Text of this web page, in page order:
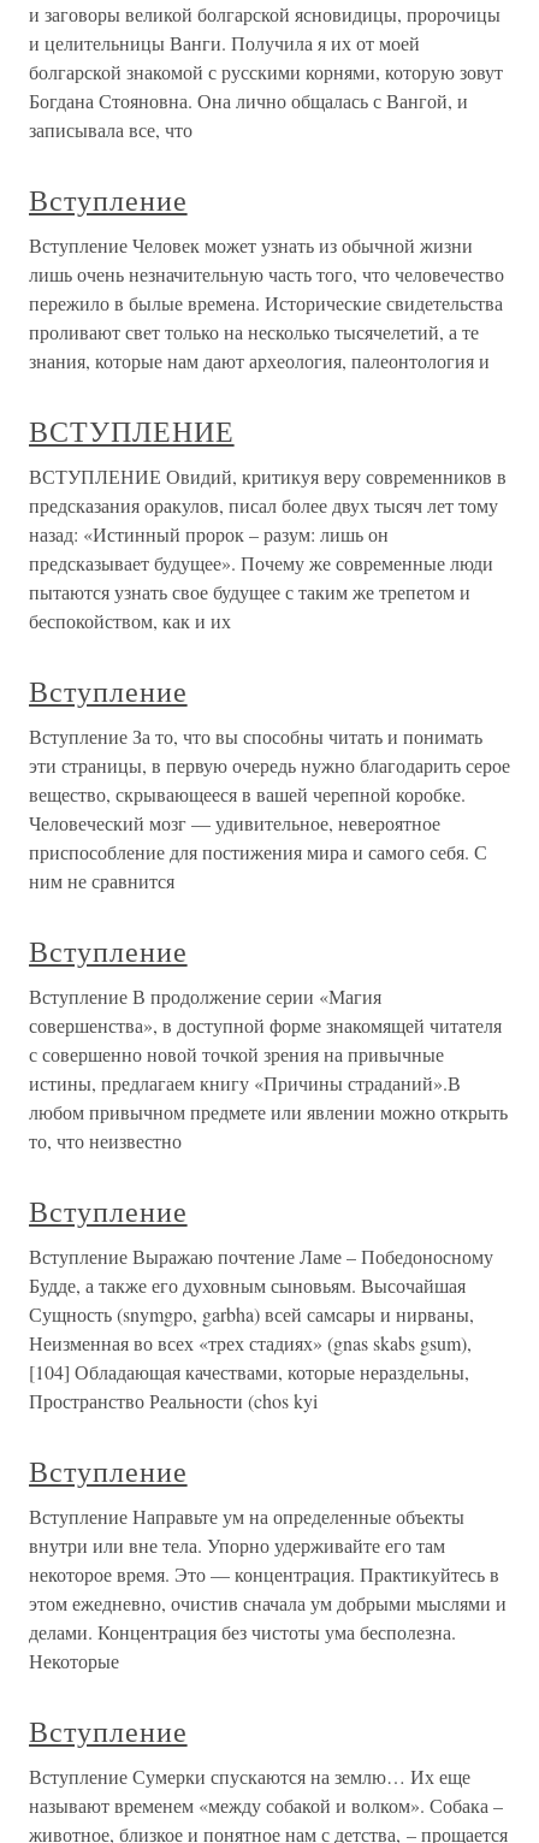
и заговоры великой болгарской ясновидицы, пророчицы
и целительницы Ванги. Получила я их от моей
болгарской знакомой с русскими корнями, которую зовут
Богдана Стояновна. Она лично общалась с Вангой, и
записывала все, что
Вступление
Вступление Человек может узнать из обычной жизни
лишь очень незначительную часть того, что человечество
пережило в былые времена. Исторические свидетельства
проливают свет только на несколько тысячелетий, а те
знания, которые нам дают археология, палеонтология и
ВСТУПЛЕНИЕ
ВСТУПЛЕНИЕ Овидий, критикуя веру современников в
предсказания оракулов, писал более двух тысяч лет тому
назад: «Истинный пророк – разум: лишь он
предсказывает будущее». Почему же современные люди
пытаются узнать свое будущее с таким же трепетом и
беспокойством, как и их
Вступление
Вступление За то, что вы способны читать и понимать
эти страницы, в первую очередь нужно благодарить серое
вещество, скрывающееся в вашей черепной коробке.
Человеческий мозг — удивительное, невероятное
приспособление для постижения мира и самого себя. С
ним не сравнится
Вступление
Вступление В продолжение серии «Магия
совершенства», в доступной форме знакомящей читателя
с совершенно новой точкой зрения на привычные
истины, предлагаем книгу «Причины страданий».В
любом привычном предмете или явлении можно открыть
то, что неизвестно
Вступление
Вступление Выражаю почтение Ламе – Победоносному
Будде, а также его духовным сыновьям. Высочайшая
Сущность (snymgpo, garbha) всей самсары и нирваны,
Неизменная во всех «трех стадиях» (gnas skabs gsum),
[104] Обладающая качествами, которые нераздельны,
Пространство Реальности (chos kyi
Вступление
Вступление Направьте ум на определенные объекты
внутри или вне тела. Упорно удерживайте его там
некоторое время. Это — концентрация. Практикуйтесь в
этом ежедневно, очистив сначала ум добрыми мыслями и
делами. Концентрация без чистоты ума бесполезна.
Некоторые
Вступление
Вступление Сумерки спускаются на землю… Их еще
называют временем «между собакой и волком». Собака –
животное, близкое и понятное нам с детства, – прощается